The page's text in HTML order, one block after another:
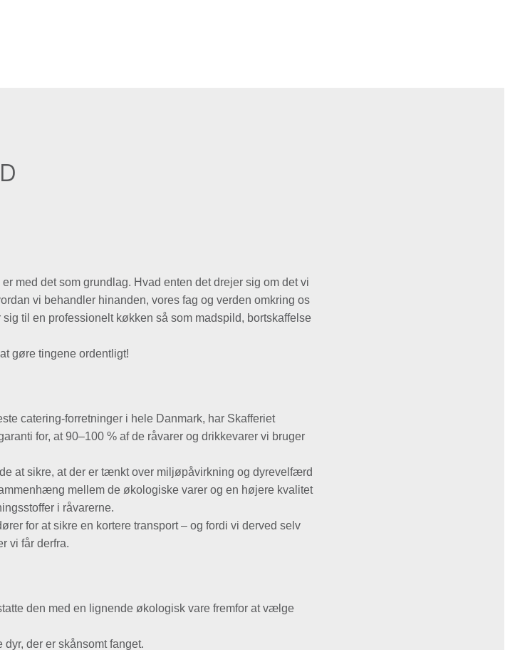
med det som grundlag. Hvad enten det drejer sig om det vi
vi behandler hinanden, vores fag og verden omkring os
til en professionelt køkken så som madspild, bortskaffelse
gøre tingene ordentligt!
catering-forretninger i hele Danmark, har Skafferiet
for, at 90–100 % af de råvarer og drikkevarer vi bruger
at sikre, at der er tænkt over miljøpåvirkning og dyrevelfærd
mellem de økologiske varer og en højere kvalitet
i råvarerne.
for at sikre en kortere transport – og fordi vi derved selv
vi får derfra.
den med en lignende økologisk vare fremfor at vælge
der er skånsomt fanget.